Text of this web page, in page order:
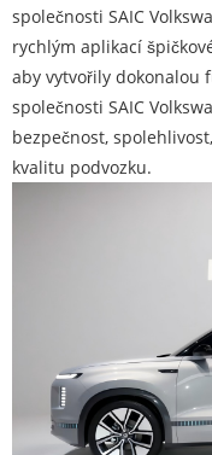
společnosti SAIC
rychlým aplikací
aby vytvořily dokonalou
společnosti SAIC
bezpečnost,
kvalitu podvozku.